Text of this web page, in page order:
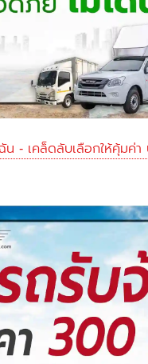
น - เคล็ดลับเลือกให้คุ้มค่